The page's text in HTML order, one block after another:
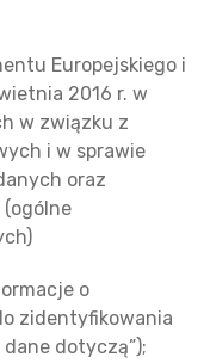
Europejskiego i
2016 r. w
w związku z
i w sprawie
oraz
o
zidentyfikowania
dotyczą”);